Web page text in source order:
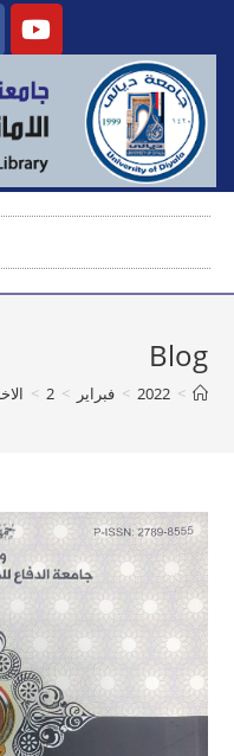
Blog
>
2022
> فبراير >
2
> الاخبار